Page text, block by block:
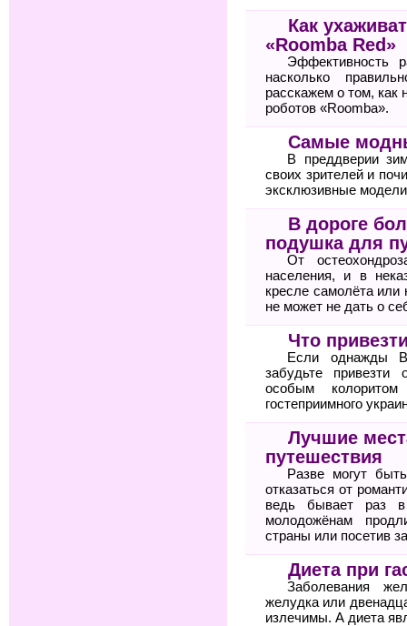
Как
«Roomba Red»
Эффективность
насколько
расскажем о том,
роботов «Roomba».
Самые
В преддверии
своих зрителей и
эксклюзивные
В дороге
подушка для
От
населения, и в
кресле самолёта или
не может не дать о
Что
Если однажды
забудьте привезти
особым
гостеприимного
Лучшие
путешествия
Разве могут
отказаться от
ведь бывает раз
молодожёнам
страны или посетив
Диета при
Заболевания
желудка или
излечимы. А диета